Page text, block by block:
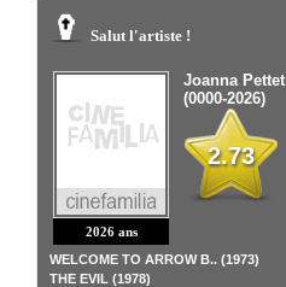
Salut l'artiste !
2026 ans
Joanna Pettet
(0000-2026)
2.73
WELCOME TO ARROW B.. (1973)
THE EVIL (1978)